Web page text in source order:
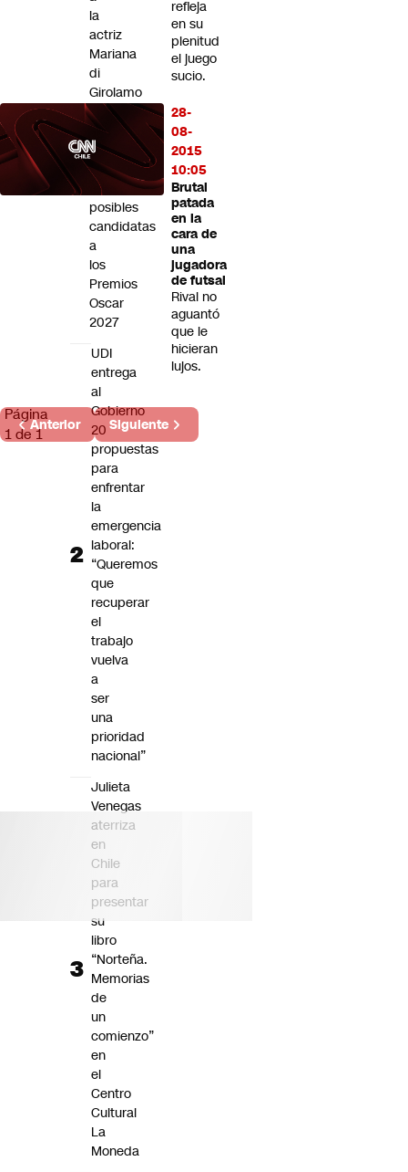
refleja
en su
plenitud
el juego
sucio.
28-
08-
2015
10:05
Brutal
patada
en la
cara de
una
jugadora
de futsal
Rival no
aguantó
que le
hicieran
lujos.
Página
1 de 1
Anterior Siguiente
la
actriz
Mariana
di
Girolamo
y
la
incluye
entre
las
posibles
candidatas
a
los
Premios
Oscar
2027
UDI
entrega
al
Gobierno
20
propuestas
para
enfrentar
la
emergencia
laboral:
“Queremos
que
recuperar
el
trabajo
vuelva
a
ser
una
prioridad
nacional”
Julieta
Venegas
aterriza
en
Chile
para
presentar
su
libro
“Norteña.
Memorias
de
un
comienzo”
en
el
Centro
Cultural
La
Moneda